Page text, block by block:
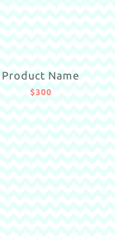
Product Name
$300